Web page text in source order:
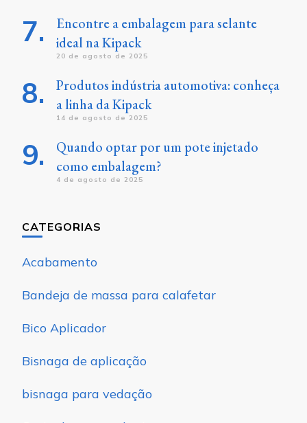
Encontre a embalagem para selante
ideal na Kipack
20 de agosto de 2025
Produtos indústria automotiva: conheça
a linha da Kipack
14 de agosto de 2025
Quando optar por um pote injetado
como embalagem?
4 de agosto de 2025
CATEGORIAS
Acabamento
Bandeja de massa para calafetar
Bico Aplicador
Bisnaga de aplicação
bisnaga para vedação